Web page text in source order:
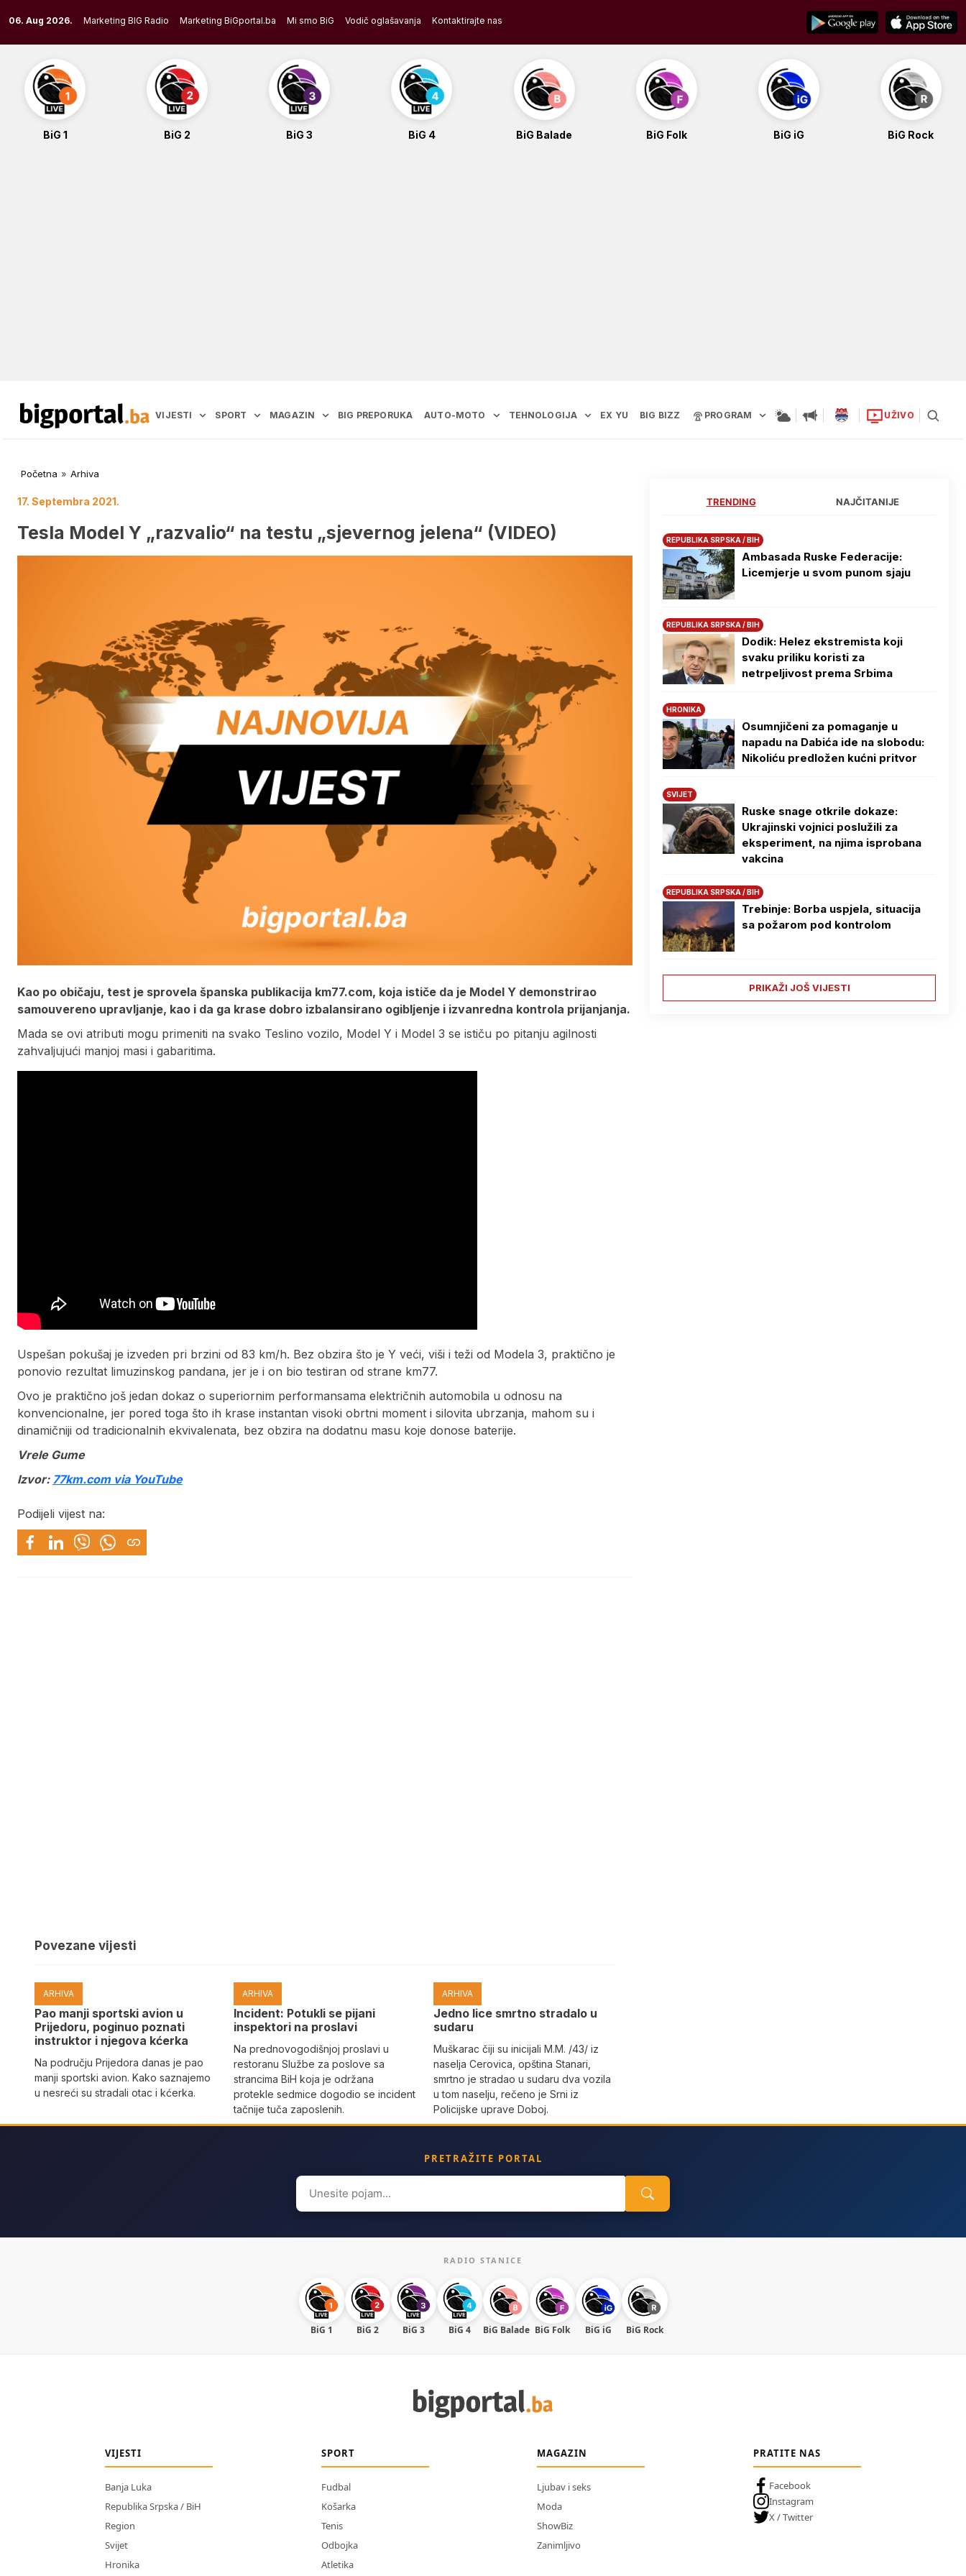
to
content
06. Aug 2026. Marketing BIG Radio Marketing BiGportal.ba Mi smo BiG Vodič oglašavanja Kontaktirajte nas
BiG 1 BiG 2 BiG 3 BiG 4 BiG Balade BiG Folk BiG iG BiG Rock
VIJESTI SPORT MAGAZIN BIG PREPORUKA AUTO-MOTO TEHNOLOGIJA EX YU BIG BIZZ PROGRAM UŽIVO
Početna » Arhiva
17. Septembra 2021.
Tesla Model Y „razvalio“ na testu „sjevernog jelena“ (VIDEO)
Kao po običaju, test je sprovela španska publikacija km77.com, koja ističe da je Model Y demonstrirao
samouvereno upravljanje, kao i da ga krase dobro izbalansirano ogibljenje i izvanredna kontrola prijanjanja.
Mada se ovi atributi mogu primeniti na svako Teslino vozilo, Model Y i Model 3 se ističu po pitanju agilnosti
zahvaljujući manjoj masi i gabaritima.
Uspešan pokušaj je izveden pri brzini od 83 km/h. Bez obzira što je Y veći, viši i teži od Modela 3, praktično je
ponovio rezultat limuzinskog pandana, jer je i on bio testiran od strane km77.
Ovo je praktično još jedan dokaz o superiornim performansama električnih automobila u odnosu na
konvencionalne, jer pored toga što ih krase instantan visoki obrtni moment i silovita ubrzanja, mahom su i
dinamičniji od tradicionalnih ekvivalenata, bez obzira na dodatnu masu koje donose baterije.
Vrele Gume
Izvor: 77km.com via YouTube
Podijeli vijest na:
Povezane vijesti
ARHIVA
Pao manji sportski avion u
Prijedoru, poginuo poznati
instruktor i njegova kćerka
Na području Prijedora danas je pao
manji sportski avion. Kako saznajemo
u nesreći su stradali otac i kćerka.
ARHIVA
Incident: Potukli se pijani
inspektori na proslavi
Na prednovogodišnjoj proslavi u
restoranu Službe za poslove sa
strancima BiH koja je održana
protekle sedmice dogodio se incident
tačnije tuča zaposlenih.
ARHIVA
Јedno lice smrtno stradalo u
sudaru
Muškarac čiji su inicijali M.M. /43/ iz
naselja Cerovica, opština Stanari,
smrtno je stradao u sudaru dva vozila
u tom naselju, rečeno je Srni iz
Policijske uprave Doboj.
TRENDING NAJČITANIJE
REPUBLIKA SRPSKA / BIH
Ambasada Ruske Federacije:
Licemjerje u svom punom sjaju
REPUBLIKA SRPSKA / BIH
Dodik: Helez ekstremista koji
svaku priliku koristi za
netrpeljivost prema Srbima
HRONIKA
Osumnjičeni za pomaganje u
napadu na Dabića ide na slobodu:
Nikoliću predložen kućni pritvor
SVIJET
Ruske snage otkrile dokaze:
Ukrajinski vojnici poslužili za
eksperiment, na njima isprobana
vakcina
REPUBLIKA SRPSKA / BIH
Trebinje: Borba uspjela, situacija
sa požarom pod kontrolom
PRIKAŽI JOŠ VIJESTI
PRETRAŽITE PORTAL
Search
for:
RADIO STANICE
BiG 1 BiG 2 BiG 3 BiG 4 BiG Balade BiG Folk BiG iG BiG Rock
VIJESTI
Banja Luka
Republika Srpska / BiH
Region
Svijet
Hronika
SPORT
Fudbal
Košarka
Tenis
Odbojka
Atletika
MAGAZIN
Ljubav i seks
Moda
ShowBiz
Zanimljivo
PRATITE NAS
Facebook
Instagram
X / Twitter